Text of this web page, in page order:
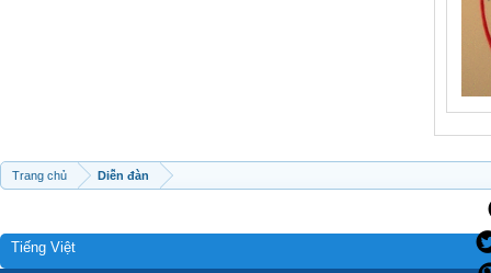
Trang chủ Diễn đàn
Tiếng Việt